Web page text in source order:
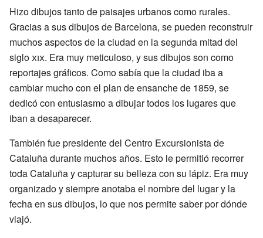
Hizo dibujos tanto de paisajes urbanos como rurales.
Gracias a sus dibujos de Barcelona, se pueden reconstruir
muchos aspectos de la ciudad en la segunda mitad del
sigloxix. Era muy meticuloso, y sus dibujos son como
reportajes gráficos. Como sabía que la ciudad iba a
cambiar mucho con el plan de ensanche de 1859, se
dedicó con entusiasmo a dibujar todos los lugares que
iban a desaparecer.
También fue presidente del Centro Excursionista de
Cataluña durante muchos años. Esto le permitió recorrer
toda Cataluña y capturar su belleza con su lápiz. Era muy
organizado y siempre anotaba el nombre del lugar y la
fecha en sus dibujos, lo que nos permite saber por dónde
viajó.